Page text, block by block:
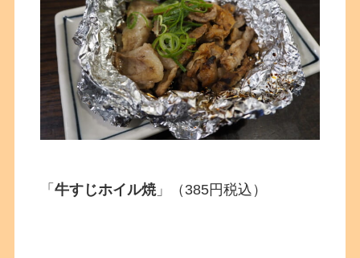
「牛すじホイル焼」 （385円税込）